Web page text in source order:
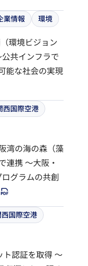
業情報 環境
環境ビジョン
共インフラで
能な社会の実現
西国際空港
湾の海の森（藻
連携 ～大阪・
ログラムの共創
国際空港
ト認証を取得 ～